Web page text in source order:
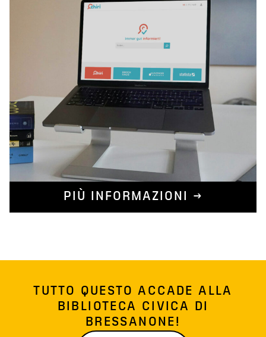
PIÙ INFORMAZIONI →
TUTTO QUESTO ACCADE ALLA
BIBLIOTECA CIVICA DI
BRESSANONE!